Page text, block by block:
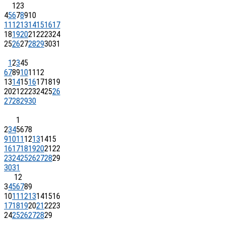
123
45678910
11 121314151617
18192021222324
25262728293031
12345
67891011 12
13141516171819
20212223242526
27282930
1
2345678
91011 12131415
16171819202122
23242526272829
3031
12
3456789
1011 1213141516
17181920212223
242526272829